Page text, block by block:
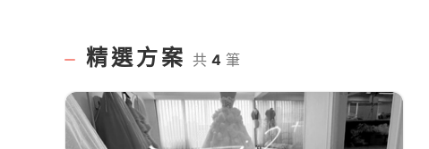
精選方案 共 4 筆